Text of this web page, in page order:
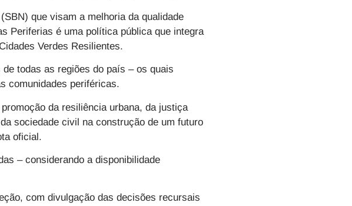
que visam a melhoria da qualidade
Periferias é uma política pública que integra
Verdes Resilientes.
todas as regiões do país – os quais
comunidades periféricas.
da resiliência urbana, da justiça
sociedade civil na construção de um futuro
oficial.
– considerando a disponibilidade
com divulgação das decisões recursais